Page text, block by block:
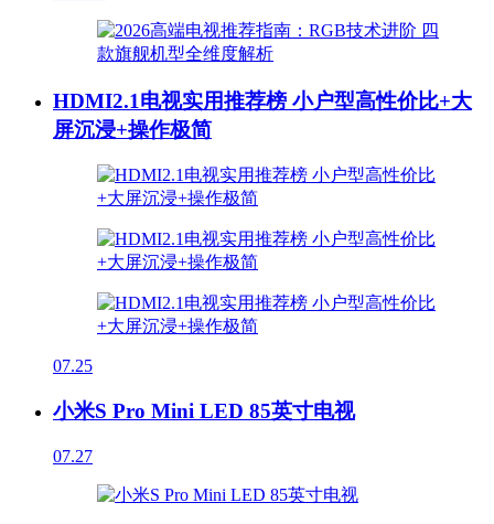
HDMI2.1电视实用推荐榜 小户型高性价比+大
屏沉浸+操作极简
07.25
小米S Pro Mini LED 85英寸电视
07.27